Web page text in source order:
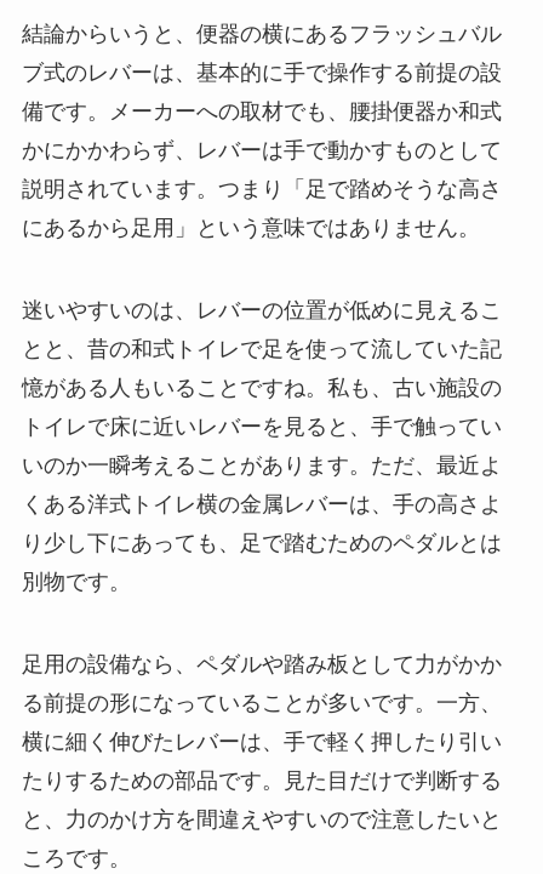
結論からいうと、便器の横にあるフラッシュバル
ブ式のレバーは、基本的に手で操作する前提の設
備です。メーカーへの取材でも、腰掛便器か和式
かにかかわらず、レバーは手で動かすものとして
説明されています。つまり「足で踏めそうな高さ
にあるから足用」という意味ではありません。
迷いやすいのは、レバーの位置が低めに見えるこ
とと、昔の和式トイレで足を使って流していた記
憶がある人もいることですね。私も、古い施設の
トイレで床に近いレバーを見ると、手で触ってい
いのか一瞬考えることがあります。ただ、最近よ
くある洋式トイレ横の金属レバーは、手の高さよ
り少し下にあっても、足で踏むためのペダルとは
別物です。
足用の設備なら、ペダルや踏み板として力がかか
る前提の形になっていることが多いです。一方、
横に細く伸びたレバーは、手で軽く押したり引い
たりするための部品です。見た目だけで判断する
と、力のかけ方を間違えやすいので注意したいと
ころです。